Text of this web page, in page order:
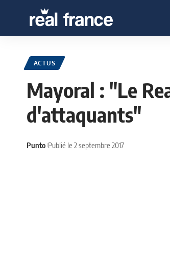
ACTUS
Mayoral : "Le
d'attaquants"
Punto Publié le 2 septembre 2017